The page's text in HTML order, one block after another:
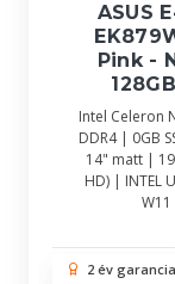
ASUS
Pink -
Intel Celeron
DDR4 | 0GB
14" matt |
HD) | INTEL
W11
2 év garancia